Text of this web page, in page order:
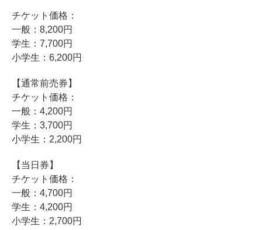
チケット価格：
一般：8,200円
学生：7,700円
小学生：6,200円
【通常前売券】
チケット価格：
一般：4,200円
学生：3,700円
小学生：2,200円
【当日券】
チケット価格：
一般：4,700円
学生：4,200円
小学生：2,700円